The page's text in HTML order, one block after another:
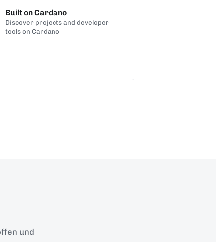
Built on Cardano
Discover projects and developer
tools on Cardano
und